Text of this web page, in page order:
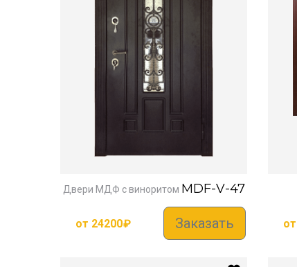
Двери МДФ с виноритом MDF-V-47
от 24200₽ Заказать от